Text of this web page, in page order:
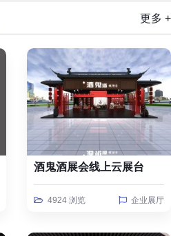
更多 +
酒鬼酒展会线上云展台
4924 浏览 企业展厅